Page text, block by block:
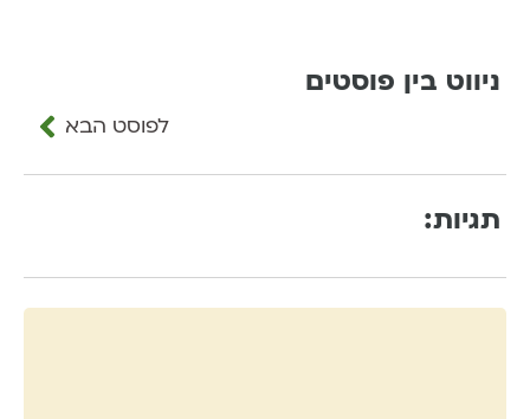
ניווט בין פוסטים
לפוסט הבא
תגיות: